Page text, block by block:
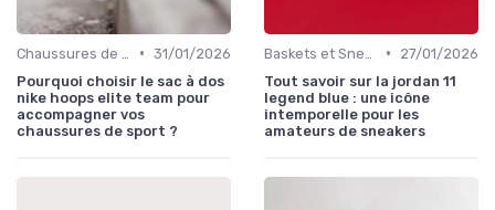
• 31/01/2026
Pourquoi choisir le sac à dos
nike hoops elite team pour
accompagner vos
chaussures de sport ?
•
27/01/2026
Tout savoir sur la jordan 11
legend blue : une icône
intemporelle pour les
amateurs de sneakers